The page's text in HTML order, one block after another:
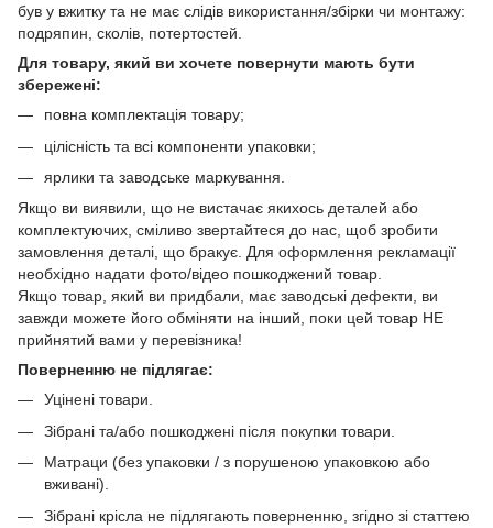
був у вжитку та не має слідів використання/збірки чи монтажу:
подряпин, сколів, потертостей.
Для товару, який ви хочете повернути мають бути
збережені:
повна комплектація товару;
цілісність та всі компоненти упаковки;
ярлики та заводське маркування.
Якщо ви виявили, що не вистачає якихось деталей або
комплектуючих, сміливо звертайтеся до нас, щоб зробити
замовлення деталі, що бракує. Для оформлення рекламації
необхідно надати фото/відео пошкоджений товар.
Якщо товар, який ви придбали, має заводські дефекти, ви
завжди можете його обміняти на інший, поки цей товар НЕ
прийнятий вами у перевізника!
Поверненню не підлягає:
Уцінені товари.
Зібрані та/або пошкоджені після покупки товари.
Матраци (без упаковки / з порушеною упаковкою або
вживані).
Зібрані крісла не підлягають поверненню, згідно зі статтею